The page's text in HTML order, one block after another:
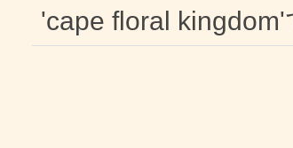
'cape floral